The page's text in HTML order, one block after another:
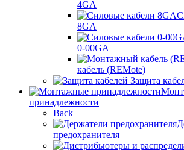
4GA
8GA
0-00GA
кабель (REMote)
Защита
принадлежности
Back
предохранителя